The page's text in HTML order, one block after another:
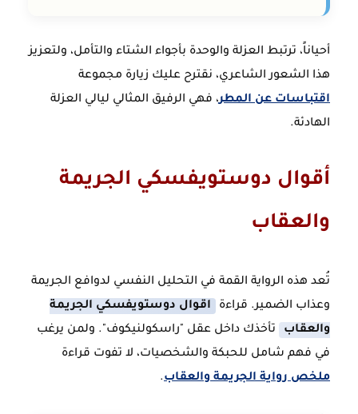
أحياناً، ترتبط العزلة والوحدة بأجواء الشتاء والتأمل، ولتعزيز
هذا الشعور الشاعري، نقترح عليك زيارة مجموعة
اقتباسات عن المطر، فهي الرفيق المثالي ليالي العزلة
الهادئة.
أقوال دوستويفسكي الجريمة
والعقاب
تُعد هذه الرواية القمة في التحليل النفسي لدوافع الجريمة
وعذاب الضمير. قراءة
اقوال دوستويفسكي الجريمة
والعقاب
تأخذك داخل عقل "راسكولنيكوف". ولمن يرغب
في فهم شامل للحبكة والشخصيات، لا تفوت قراءة
ملخص رواية الجريمة والعقاب.